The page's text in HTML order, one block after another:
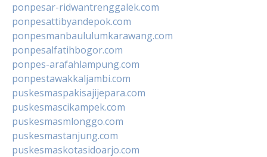
ponpesar-ridwantrenggalek.com
ponpesattibyandepok.com
ponpesmanbaululumkarawang.com
ponpesalfatihbogor.com
ponpes-arafahlampung.com
ponpestawakkaljambi.com
puskesmaspakisajijepara.com
puskesmascikampek.com
puskesmasmlonggo.com
puskesmastanjung.com
puskesmaskotasidoarjo.com